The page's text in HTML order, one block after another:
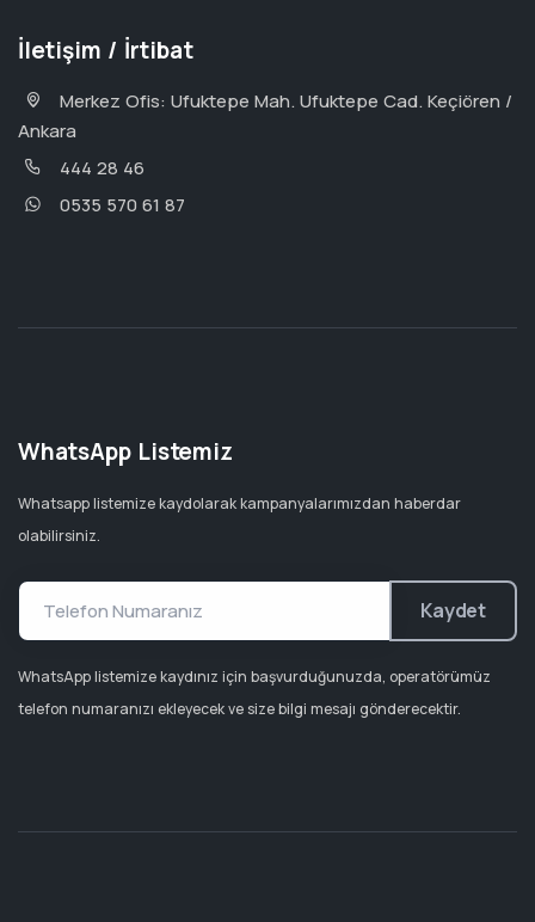
İletişim / İrtibat
Merkez Ofis: Ufuktepe Mah. Ufuktepe Cad. Keçiören /
Ankara
444 28 46
0535 570 61 87
WhatsApp Listemiz
Whatsapp listemize kaydolarak kampanyalarımızdan haberdar
olabilirsiniz.
Kaydet
WhatsApp listemize kaydınız için başvurduğunuzda, operatörümüz
telefon numaranızı ekleyecek ve size bilgi mesajı gönderecektir.